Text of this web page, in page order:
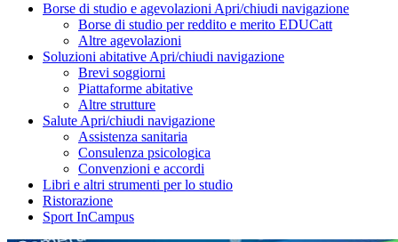
Borse di studio e agevolazioni Apri/chiudi navigazione
Borse di studio per reddito e merito EDUCatt
Altre agevolazioni
Soluzioni abitative Apri/chiudi navigazione
Brevi soggiorni
Piattaforme abitative
Altre strutture
Salute Apri/chiudi navigazione
Assistenza sanitaria
Consulenza psicologica
Convenzioni e accordi
Libri e altri strumenti per lo studio
Ristorazione
Sport InCampus